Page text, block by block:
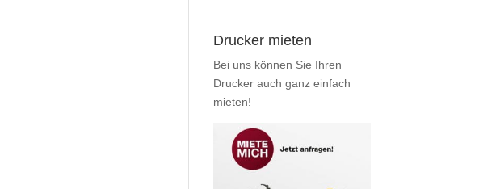
Drucker mieten
Bei uns können Sie Ihren
Drucker auch ganz einfach
mieten!